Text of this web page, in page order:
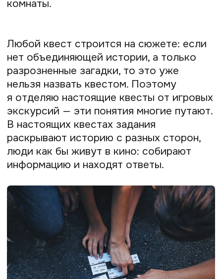
При необходимости я перевожу для
участников квестов со словенского,
направляю их, но активная роль
принадлежит игрокам
Во время квеста игроки не только
веселятся, но и попутно знакомятся
с историей города. Уверена, они потом
сведения, которые обнаружили
самостоятельно в ходе игры. Такие
туристы знают об истории города
больше его коренных жителей,
буквально проживают её и начинают
воспринимать как личную. Кстати, это
делает квесты интересными и для
местных — они скорее пойдут на квест,
чем на экскурсию.